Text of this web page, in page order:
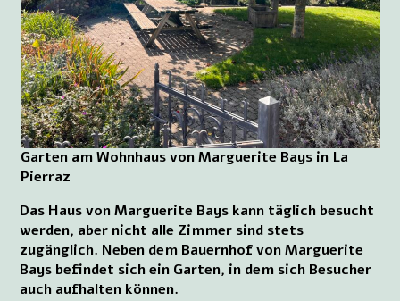
Garten am Wohnhaus von Marguerite Bays in La
Pierraz
Das Haus von Marguerite Bays kann täglich besucht
werden, aber nicht alle Zimmer sind stets
zugänglich. Neben dem Bauernhof von Marguerite
Bays befindet sich ein Garten, in dem sich Besucher
auch aufhalten können.